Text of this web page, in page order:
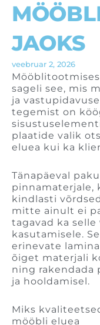
JAOKS
veebruar 2, 2026
sageli see, mis
ja
tegemist on
plaatide valik
eluea kui ka
Tänapäeval
pinnamaterjale,
kindlasti
mitte ainult ei
tagavad ka selle
kasutamisele.
erinevate
õiget materjali
ning rakendada
ja hooldamisel.
Miks
mööbli eluea